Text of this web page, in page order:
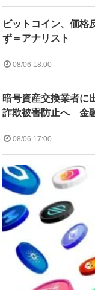
ビットコイン、価格
ず＝アナリスト
08/06 18:00
暗号資産交換業者に
詐欺被害防止へ 金
08/06 17:00